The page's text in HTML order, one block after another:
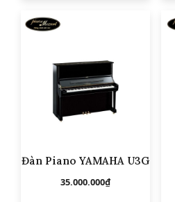
Đàn Piano YAMAHA U3G
35.000.000₫